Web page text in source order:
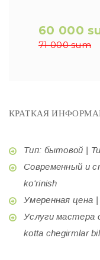
60 000
71 000 sum
КРАТКАЯ
Тип: бытовой |
Современный и
ko'rinish
Умеренная цена
Услуги мастера
kotta chegirmlar